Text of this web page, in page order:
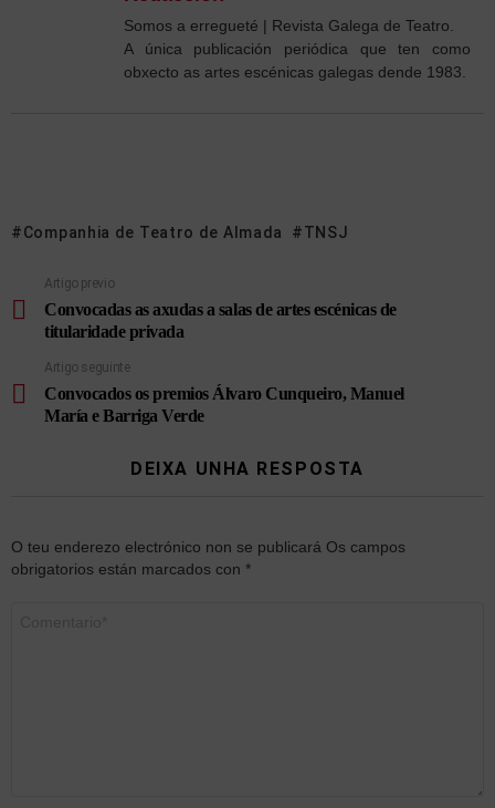
Somos a erregueté | Revista Galega de Teatro.
A única publicación periódica que ten como
obxecto as artes escénicas galegas dende 1983.
Companhia de Teatro de Almada TNSJ
Artigo previo
Convocadas as axudas a salas de artes escénicas de
titularidade privada
Artigo seguinte
Convocados os premios Álvaro Cunqueiro, Manuel
María e Barriga Verde
DEIXA UNHA RESPOSTA
O teu enderezo electrónico non se publicará Os campos
obrigatorios están marcados con *